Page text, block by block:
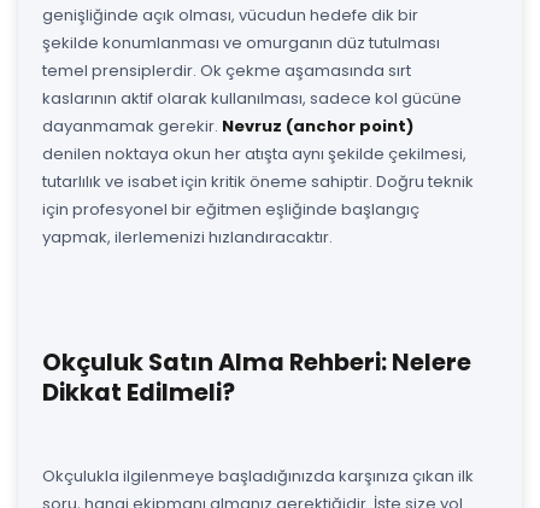
genişliğinde açık olması, vücudun hedefe dik bir
şekilde konumlanması ve omurganın düz tutulması
temel prensiplerdir. Ok çekme aşamasında sırt
kaslarının aktif olarak kullanılması, sadece kol gücüne
dayanmamak gerekir. Nevruz (anchor point)
denilen noktaya okun her atışta aynı şekilde çekilmesi,
tutarlılık ve isabet için kritik öneme sahiptir. Doğru teknik
için profesyonel bir eğitmen eşliğinde başlangıç
yapmak, ilerlemenizi hızlandıracaktır.
Okçuluk Satın Alma Rehberi: Nelere
Dikkat Edilmeli?
Okçulukla ilgilenmeye başladığınızda karşınıza çıkan ilk
soru, hangi ekipmanı almanız gerektiğidir. İşte size yol